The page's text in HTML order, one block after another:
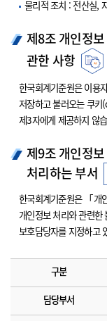
물리적 조치 : 전산실,
제8조 개인정보
관한 사항
한국회계기준원은 이용
저장하고 불러오는 쿠키
제3자에게 제공하지 않
제9조 개인정보
처리하는 부서
한국회계기준원은 「개
개인정보 처리와 관련한
보호담당자를 지정하고
구분
담당부서